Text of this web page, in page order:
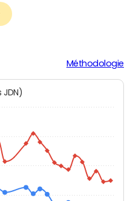
Méthodologie
JDN)